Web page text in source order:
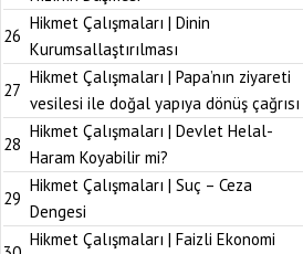
26
Hikmet Çalışmaları | Dinin
Kurumsallaştırılması
27
Hikmet Çalışmaları | Papa’nın ziyareti
vesilesi ile doğal yapıya dönüş çağrısı
28
Hikmet Çalışmaları | Devlet Helal-
Haram Koyabilir mi?
29
Hikmet Çalışmaları | Suç – Ceza
Dengesi
Hikmet Çalışmaları | Faizli Ekonomi